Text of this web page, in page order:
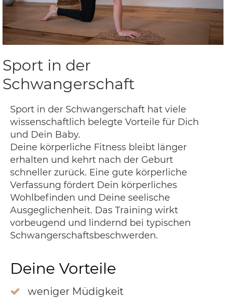
Sport in der
Schwangerschaft
Sport in der Schwangerschaft hat viele
wissenschaftlich belegte Vorteile für Dich
und Dein Baby.
Deine körperliche Fitness bleibt länger
erhalten und kehrt nach der Geburt
schneller zurück. Eine gute körperliche
Verfassung fördert Dein körperliches
Wohlbefinden und Deine seelische
Ausgeglichenheit. Das Training wirkt
vorbeugend und lindernd bei typischen
Schwangerschaftsbeschwerden.
Deine Vorteile
weniger Müdigkeit